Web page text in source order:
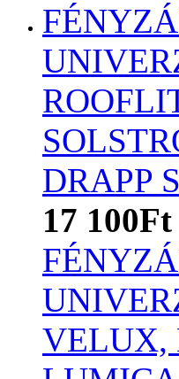
DRAPP
17 100Ft
VELUX,